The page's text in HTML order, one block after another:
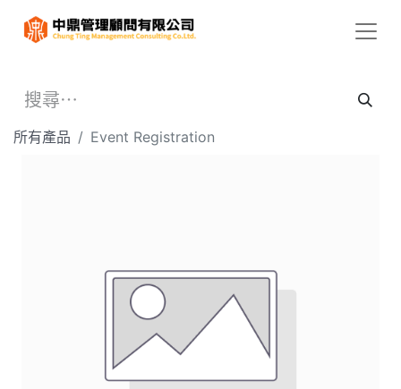
所有產品 Event Registration